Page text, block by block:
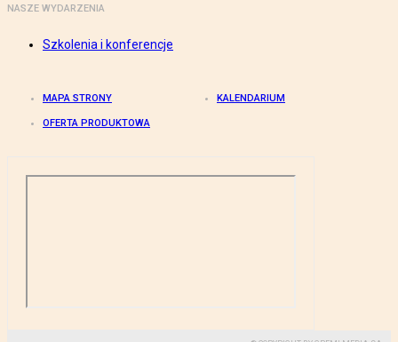
NASZE WYDARZENIA
Szkolenia i konferencje
MAPA STRONY KALENDARIUM
OFERTA PRODUKTOWA